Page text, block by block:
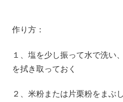
作り方：
１、塩を少し振って水で洗い
を拭き取っておく
２、米粉または片栗粉をまぶ